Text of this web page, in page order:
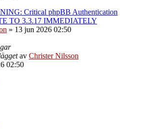
Critical phpBB Authentication
TO 3.3.17 IMMEDIATELY
» 13 jun 2026 02:50
av Christer Nilsson
02:50